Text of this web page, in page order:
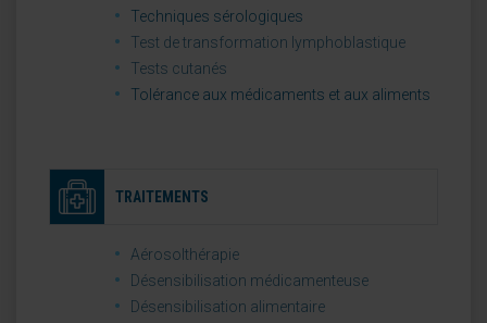
Techniques sérologiques
Test de transformation lymphoblastique
Tests cutanés
Tolérance aux médicaments et aux aliments
TRAITEMENTS
Aérosolthérapie
Désensibilisation médicamenteuse
Désensibilisation alimentaire